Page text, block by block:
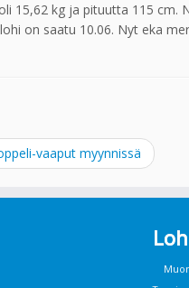
15,62 kg ja pituutta 115
on saatu 10.06. Nyt eka
vaaput myynnissä